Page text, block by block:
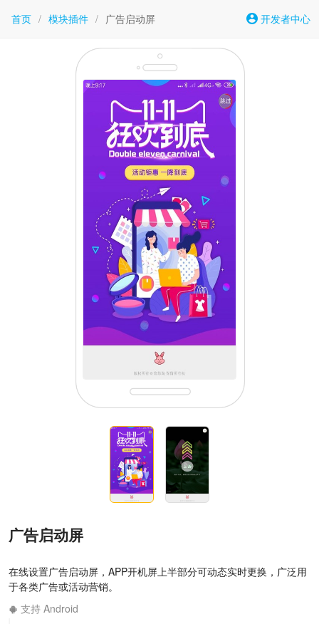
首页 / 模块插件 / 广告启动屏 开发者中心
广告启动屏
在线设置广告启动屏，APP开机屏上半部分可动态实时更换，广泛用
于各类广告或活动营销。
支持 Android